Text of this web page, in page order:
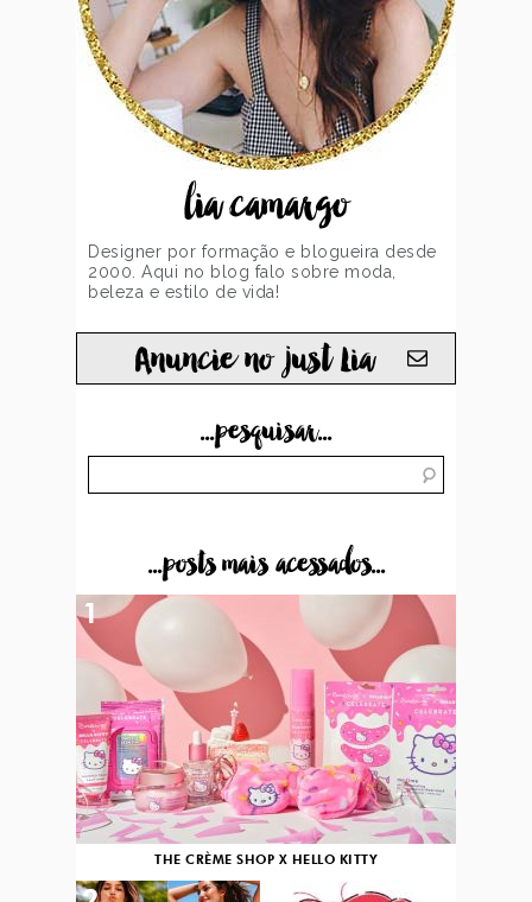
lia camargo
Designer por formação e blogueira desde
2000. Aqui no blog falo sobre moda,
beleza e estilo de vida!
Anuncie no just Lia
...pesquisar...
...posts mais acessados...
THE CRÈME SHOP X HELLO KITTY
1